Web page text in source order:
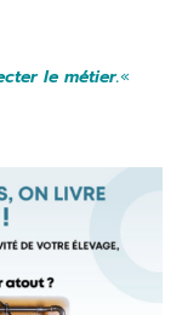
le métier.«